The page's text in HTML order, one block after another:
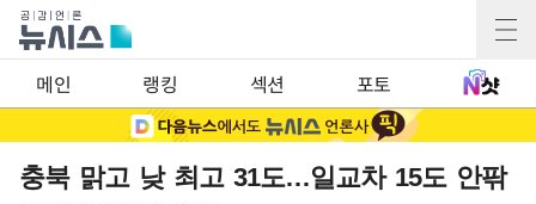
메인 랭킹 섹션 포토
충북 맑고 낮 최고 31도…일교차 15도 안팎